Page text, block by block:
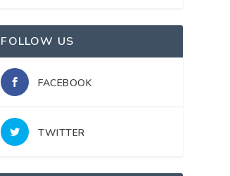
FOLLOW US
FACEBOOK
TWITTER